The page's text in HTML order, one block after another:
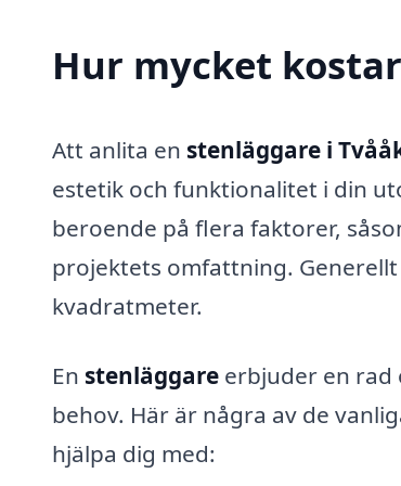
Hur mycket
Att anlita en stenläggare i
estetik och funktionalitet i din
beroende på flera faktorer,
projektets omfattning. Generellt
kvadratmeter.
En stenläggare erbjuder en rad
behov. Här är några av de
hjälpa dig med: